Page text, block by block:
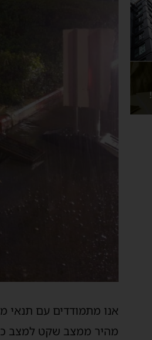
אנו מתמודדים עם תנאי